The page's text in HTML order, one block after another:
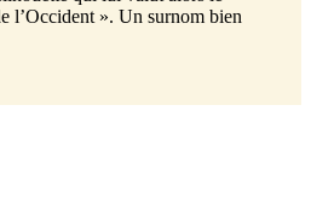
l’Occident ». Un surnom bien